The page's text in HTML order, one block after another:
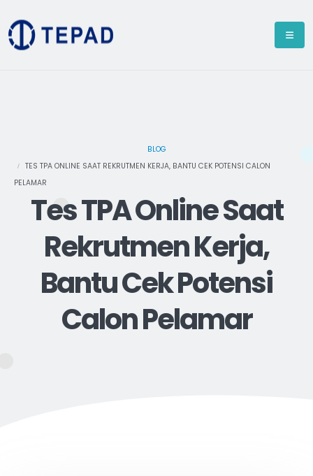
BLOG
TES TPA ONLINE SAAT REKRUTMEN KERJA, BANTU CEK POTENSI CALON
PELAMAR
Tes TPA Online Saat
Rekrutmen Kerja,
Bantu Cek Potensi
Calon Pelamar